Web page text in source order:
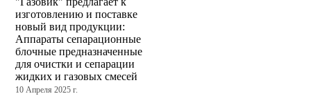
изготовлению и поставке
новый вид продукции:
Аппараты сепарационные
блочные предназначенные
для очистки и сепарации
жидких и газовых смесей
10 Апреля 2025 г.